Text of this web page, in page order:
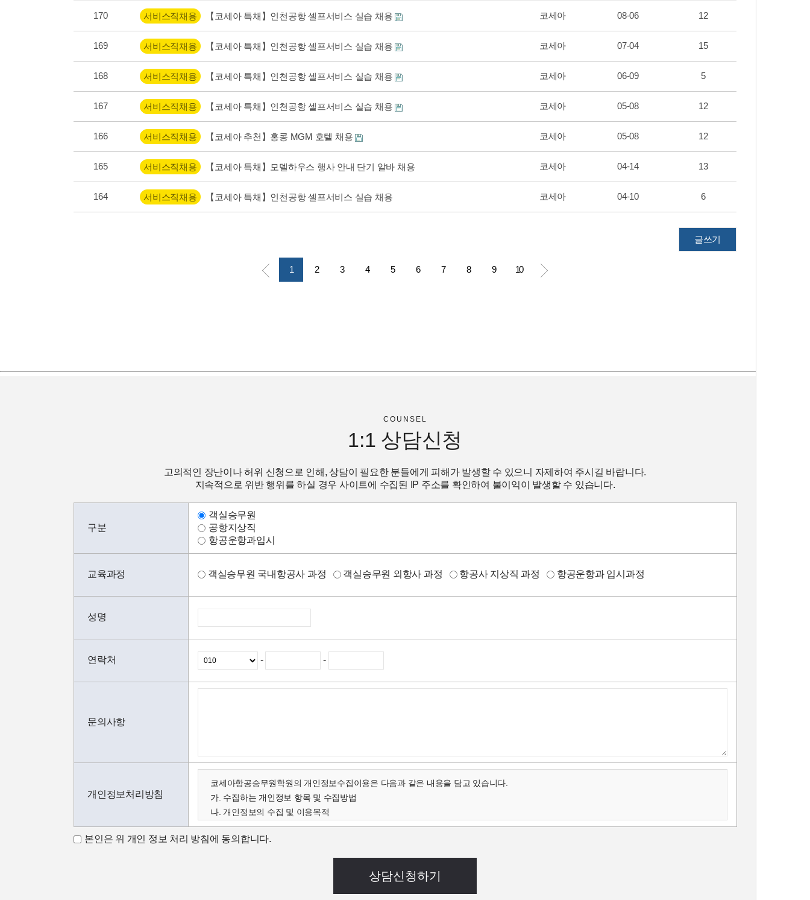
170 서비스직채용 【코세아 특채】인천공항 셀프서비스 실습 채용 코세아 08-06 12
169 서비스직채용 【코세아 특채】인천공항 셀프서비스 실습 채용 코세아 07-04 15
168 서비스직채용 【코세아 특채】인천공항 셀프서비스 실습 채용 코세아 06-09 5
167 서비스직채용 【코세아 특채】인천공항 셀프서비스 실습 채용 코세아 05-08 12
166 서비스직채용 【코세아 추천】홍콩 MGM 호텔 채용 코세아 05-08 12
165 서비스직채용 【코세아 특채】모델하우스 행사 안내 단기 알바 채용 코세아 04-14 13
164 서비스직채용 【코세아 특채】인천공항 셀프서비스 실습 채용 코세아 04-10 6
글쓰기
1 2 3 4 5 6 7 8 9 10
COUNSEL
1:1 상담신청
고의적인 장난이나 허위 신청으로 인해, 상담이 필요한 분들에게 피해가 발생할 수 있으니 자제하여 주시길 바랍니다.
지속적으로 위반 행위를 하실 경우 사이트에 수집된 IP 주소를 확인하여 불이익이 발생할 수 있습니다.
구분
객실승무원
공항지상직
항공운항과입시
교육과정 객실승무원 국내항공사 과정 객실승무원 외항사 과정 항공사 지상직 과정 항공운항과 입시과정
성명
연락처 - -
문의사항
개인정보처리방침
코세아항공승무원학원의 개인정보수집이용은 다음과 같은 내용을 담고 있습니다.
가. 수집하는 개인정보 항목 및 수집방법
나. 개인정보의 수집 및 이용목적
다. 수집한 개인정보의 보유 및 이용기간
가. 수집하는 개인정보 항목 및 수집방법
- 성명, 이메일, 연락처, 출생년도, 신장 등 기록
본인은 위 개인 정보 처리 방침에 동의합니다.